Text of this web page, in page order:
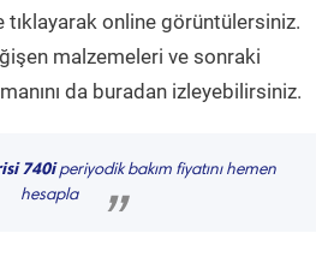
tıklayarak online görüntülersiniz.
malzemeleri ve sonraki
da buradan izleyebilirsiniz.
740iperiyodik bakım fiyatını hemen
hesapla
”